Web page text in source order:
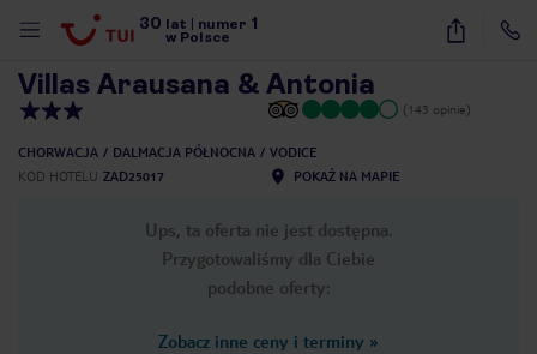
30 lat numer 1
w Polsce
29
Villas Arausana & Antonia
(143 opinie)
CHORWACJA DALMACJA PÓŁNOCNA
VODICE
KOD HOTELU ZAD25017 POKAŻ NA MAPIE
Ups, ta oferta nie jest dostępna.
Przygotowaliśmy dla Ciebie
podobne oferty:
Zobacz inne ceny i terminy »